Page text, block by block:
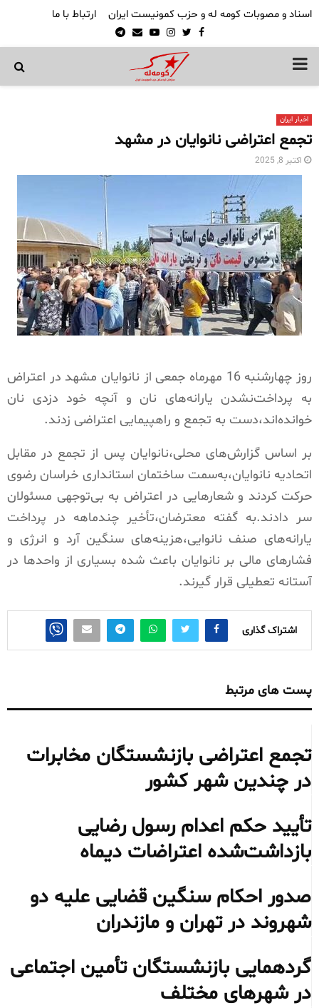
اسناد و مصوبات کومه له و حزب کمونیست ایران ارتباط با ما
Facebook
Twitter
Instagram
Youtube
Email
Telegram
PRIMARY
اخبار ایران
تجمع اعتراضی نانوایان در مشهد
اکتبر 8, 2025
روز چهارشنبه 16 مهرماه جمعی از نانوایان مشهد در اعتراض
به پرداخت‌نشدن یارانه‌های نان و آنچه خود دزدی نان
خوانده‌اند،دست به تجمع و راهپیمایی اعتراضی زدند.
بر اساس گزارش‌های محلی،نانوایان پس از تجمع در مقابل
اتحادیه نانوایان،به‌سمت ساختمان استانداری خراسان رضوی
حرکت کردند و شعارهایی در اعتراض به بی‌توجهی مسئولان
سر دادند.به گفته معترضان،تأخیر چندماهه در پرداخت
یارانه‌های صنف نانوایی،هزینه‌های سنگین آرد و انرژی و
فشارهای مالی بر نانوایان باعث شده بسیاری از واحدها در
آستانه تعطیلی قرار گیرند.
اشتراک گذاری
پست های مرتبط
تجمع اعتراضی بازنشستگان مخابرات
در چندین شهر کشور
تأیید حکم اعدام رسول رضایی
بازداشت‌شده اعتراضات دیماه
صدور احکام سنگین قضایی علیه دو
شهروند در تهران و مازندران
گردهمایی بازنشستگان تأمین اجتماعی
در شهرهای مختلف